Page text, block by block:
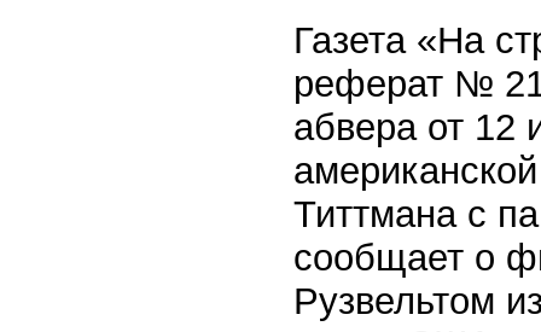
Газета «На
реферат №
абвера от 12
Титтмана с
сообщает о
Рузвельтом